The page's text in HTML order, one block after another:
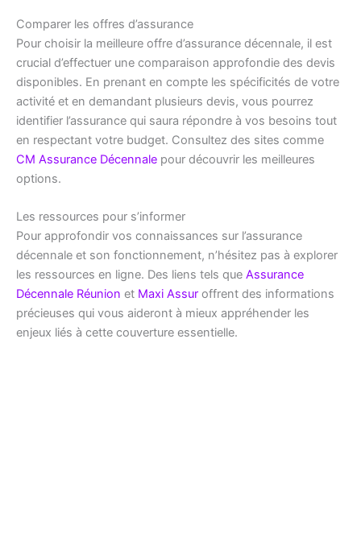
Comparer les offres d’assurance
Pour choisir la meilleure offre d’assurance décennale, il est
crucial d’effectuer une comparaison approfondie des devis
disponibles. En prenant en compte les spécificités de votre
activité et en demandant plusieurs devis, vous pourrez
identifier l’assurance qui saura répondre à vos besoins tout
en respectant votre budget. Consultez des sites comme
CM Assurance Décennale pour découvrir les meilleures
options.
Les ressources pour s’informer
Pour approfondir vos connaissances sur l’assurance
décennale et son fonctionnement, n’hésitez pas à explorer
les ressources en ligne. Des liens tels que Assurance
Décennale Réunion et Maxi Assur offrent des informations
précieuses qui vous aideront à mieux appréhender les
enjeux liés à cette couverture essentielle.